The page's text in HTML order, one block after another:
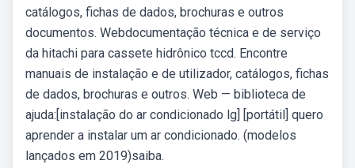
catálogos, fichas de dados, brochuras e outros
documentos. Webdocumentação técnica e de serviço
da hitachi para cassete hidrônico tccd. Encontre
manuais de instalação e de utilizador, catálogos, fichas
de dados, brochuras e outros. Web — biblioteca de
ajuda:[instalação do ar condicionado lg] [portátil] quero
aprender a instalar um ar condicionado. (modelos
lançados em 2019)saiba.